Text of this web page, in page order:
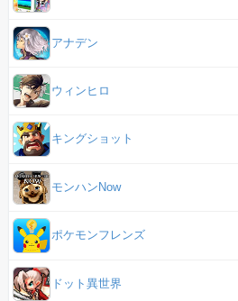
アナデン
ウィンヒロ
キングショット
モンハンNow
ポケモンフレンズ
ドット異世界